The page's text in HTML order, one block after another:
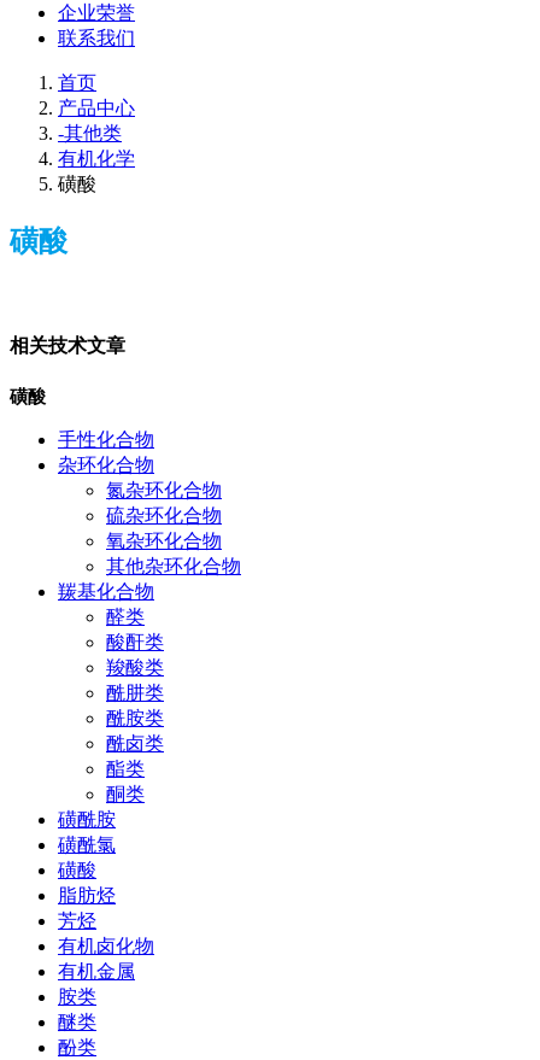
企业荣誉
联系我们
首页
产品中心
-其他类
有机化学
磺酸
磺酸
相关技术文章
磺酸
手性化合物
杂环化合物
氮杂环化合物
硫杂环化合物
氧杂环化合物
其他杂环化合物
羰基化合物
醛类
酸酐类
羧酸类
酰肼类
酰胺类
酰卤类
酯类
酮类
磺酰胺
磺酰氯
磺酸
脂肪烃
芳烃
有机卤化物
有机金属
胺类
醚类
酚类